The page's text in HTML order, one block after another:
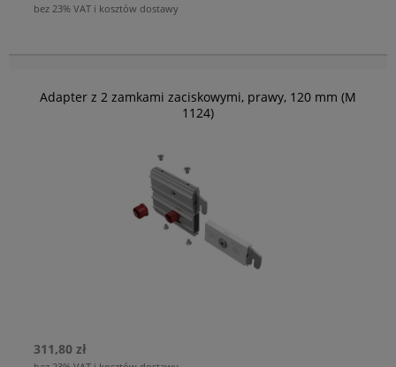
bez 23% VAT i kosztów dostawy
Adapter z 2 zamkami zaciskowymi, prawy, 120 mm (M
1124)
311,80 zł